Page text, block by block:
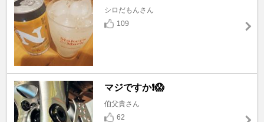
シロだもんさん
109
マジですか❗️😱
伯父貴さん
62